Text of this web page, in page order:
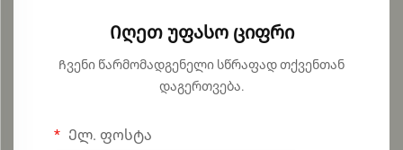
Იღეთ უფასო ციფრი
Ჩვენი წარმომადგენელი სწრაფად თქვენთან
დაგერთვება.
Ელ. ფოსტა